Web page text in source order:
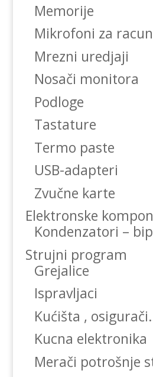
Memorije
Mikrofoni za
Mrezni uredjaji
Nosači monitora
Podloge
Tastature
Termo paste
USB-adapteri
Zvučne karte
Elektronske
Kondenzatori –
Strujni program
Grejalice
Ispravljaci
Kućišta ,
Kucna elektronika
Merači potrošnje